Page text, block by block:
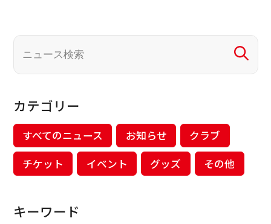
カテゴリー
すべてのニュース お知らせ
クラブ
チケット
イベント グッズ その他
キーワード